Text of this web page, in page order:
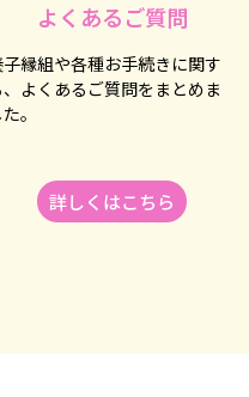
よくあるご質問
⼦縁組や各種お⼿続きに関す
、よくあるご質問をまとめま
。
詳しくはこちら